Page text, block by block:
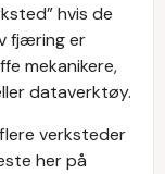
hvis de
fjæring er
mekanikere,
dataverktøy.
verksteder
her på